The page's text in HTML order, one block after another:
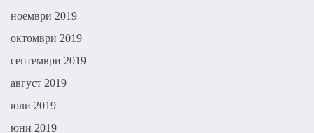
ноември 2019
октомври 2019
септември 2019
август 2019
юли 2019
юни 2019